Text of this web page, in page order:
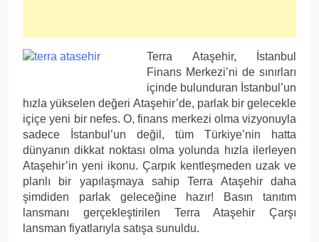
Terra Ataşehir, İstanbul
Finans Merkezi’ni de sınırları
içinde bulunduran İstanbul’un
hızla yükselen değeri Ataşehir’de, parlak bir gelecekle
içiçe yeni bir nefes. O, finans merkezi olma vizyonuyla
sadece İstanbul’un değil, tüm Türkiye’nin hatta
dünyanın dikkat noktası olma yolunda hızla ilerleyen
Ataşehir’in yeni ikonu. Çarpık kentleşmeden uzak ve
planlı bir yapılaşmaya sahip Terra Ataşehir daha
şimdiden parlak geleceğine hazır! Basın tanıtım
lansmanı gerçekleştirilen Terra Ataşehir Çarşı
lansman fiyatlarıyla satışa sunuldu.